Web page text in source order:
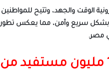
الوقت والجهد، وتتيح
بشكل سريع وآمن، مما يعكس
مصر.
أكثر من 11.5 مليون مستفيد من